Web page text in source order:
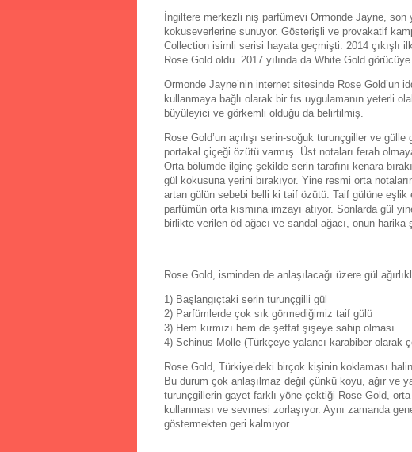
İngiltere merkezli niş parfümevi Ormonde Jayne,
kokuseverlerine sunuyor. Gösterişli ve provakatif
Collection isimli serisi hayata geçmişti. 2014 çıkışlı
Rose Gold oldu. 2017 yılında da White Gold görücüye
Ormonde Jayne’nin internet sitesinde Rose Gold’un
kullanmaya bağlı olarak bir fıs uygulamanın yeterli
büyüleyici ve görkemli olduğu da belirtilmiş.
Rose Gold’un açılışı serin-soğuk turunçgiller ve
portakal çiçeği özütü varmış. Üst notaları ferah
Orta bölümde ilginç şekilde serin tarafını kenara
gül kokusuna yerini bırakıyor. Yine resmi orta
artan gülün sebebi belli ki taif özütü. Taif gülüne eşlik
parfümün orta kısmına imzayı atıyor. Sonlarda gül
birlikte verilen öd ağacı ve sandal ağacı, onun harika
Rose Gold, isminden de anlaşılacağı üzere gül
1) Başlangıçtaki serin turunçgilli gül
2) Parfümlerde çok sık görmediğimiz taif gülü
3) Hem kırmızı hem de şeffaf şişeye sahip olması
4) Schinus Molle (Türkçeye yalancı karabiber olarak
Rose Gold, Türkiye’deki birçok kişinin koklaması
Bu durum çok anlaşılmaz değil çünkü koyu, ağır ve
turunçgillerin gayet farklı yöne çektiği Rose Gold,
kullanması ve sevmesi zorlaşıyor. Aynı zamanda
göstermekten geri kalmıyor.